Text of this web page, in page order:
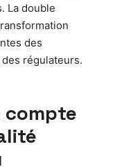
La double
des
régulateurs.
compte